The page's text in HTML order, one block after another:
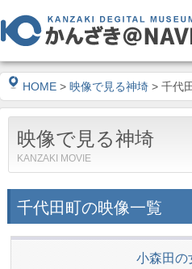
HOME > 映像で見る神埼 > 千代
映像で見る神埼
KANZAKI MOVIE
千代田町の映像一覧
小森田の